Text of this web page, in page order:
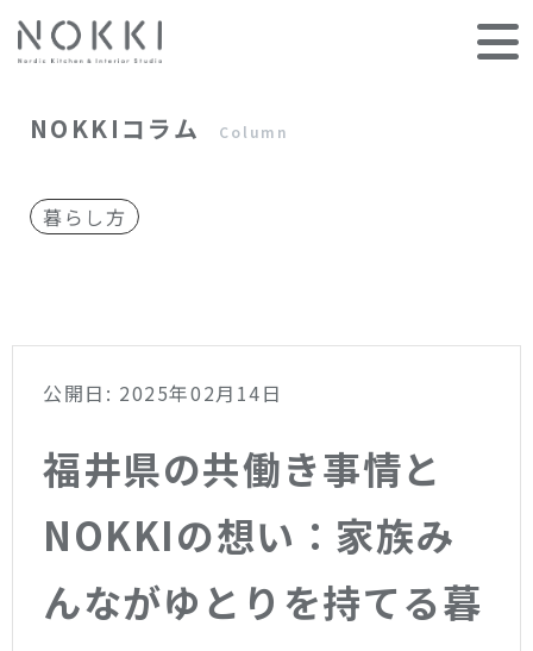
NOKKIコラム Column
暮らし方
公開日: 2025年02月14日
福井県の共働き事情と
NOKKIの想い：家族み
んながゆとりを持てる暮